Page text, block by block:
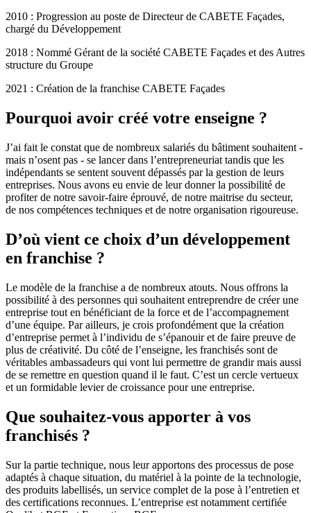
2010 : Progression au poste de Directeur de CABETE Façades,
chargé du Développement
2018 : Nommé Gérant de la société CABETE Façades et des Autres
structure du Groupe
2021 : Création de la franchise CABETE Façades
Pourquoi avoir créé votre enseigne ?
J’ai fait le constat que de nombreux salariés du bâtiment souhaitent -
mais n’osent pas - se lancer dans l’entrepreneuriat tandis que les
indépendants se sentent souvent dépassés par la gestion de leurs
entreprises. Nous avons eu envie de leur donner la possibilité de
profiter de notre savoir-faire éprouvé, de notre maitrise du secteur,
de nos compétences techniques et de notre organisation rigoureuse.
D’où vient ce choix d’un développement
en franchise ?
Le modèle de la franchise a de nombreux atouts. Nous offrons la
possibilité à des personnes qui souhaitent entreprendre de créer une
entreprise tout en bénéficiant de la force et de l’accompagnement
d’une équipe. Par ailleurs, je crois profondément que la création
d’entreprise permet à l’individu de s’épanouir et de faire preuve de
plus de créativité. Du côté de l’enseigne, les franchisés sont de
véritables ambassadeurs qui vont lui permettre de grandir mais aussi
de se remettre en question quand il le faut. C’est un cercle vertueux
et un formidable levier de croissance pour une entreprise.
Que souhaitez-vous apporter à vos
franchisés ?
Sur la partie technique, nous leur apportons des processus de pose
adaptés à chaque situation, du matériel à la pointe de la technologie,
des produits labellisés, un service complet de la pose à l’entretien et
des certifications reconnues. L’entreprise est notamment certifiée